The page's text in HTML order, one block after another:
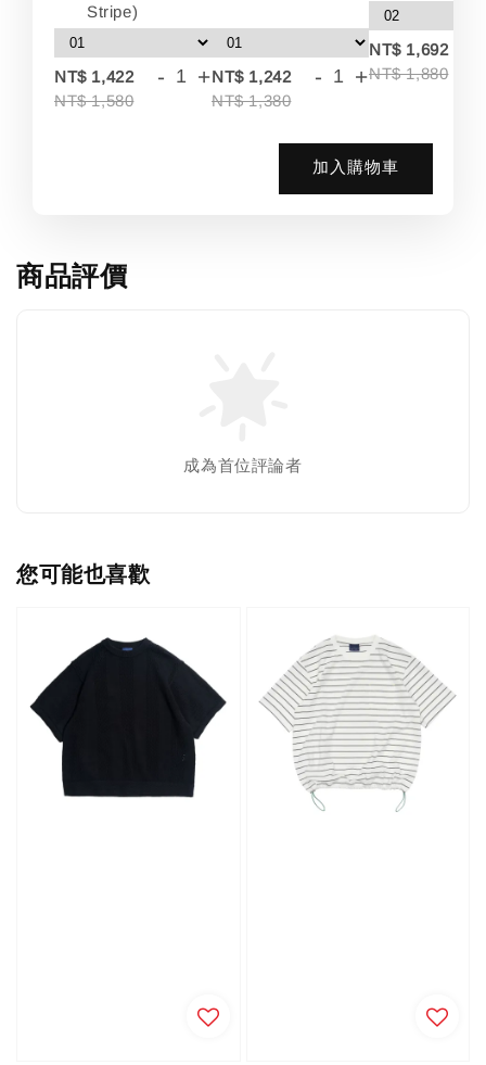
Stripe)
NT$ 1,422
NT$ 1,580
- +NT$ 1,242
NT$ 1,380
- +
NT$ 1,692
NT$ 1,880
加入購物車
商品評價
成為首位評論者
您可能也喜歡